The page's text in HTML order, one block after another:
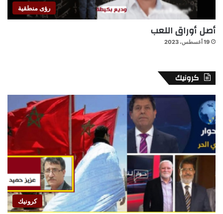
رؤى منطقية
أصل أوراق اللعب
19 أغسطس، 2023
كرونيك
كرونيك